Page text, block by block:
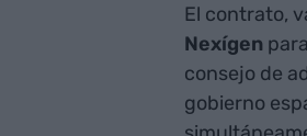
El contrato,
Nexígen
consejo de
gobierno